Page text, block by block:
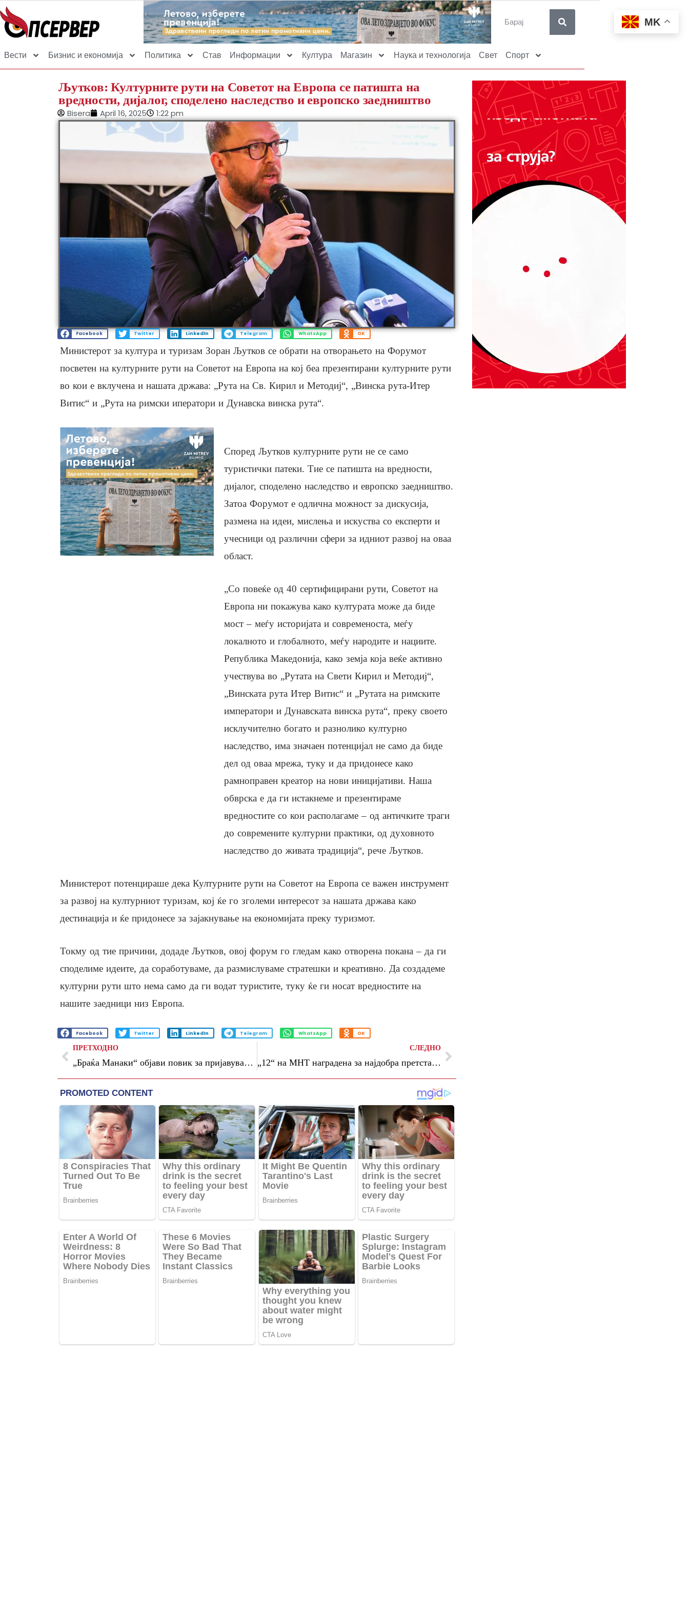
Вести Бизнис и економија Политика Став Информации Култура Магазин Наука и технологија Свет Спорт
Љутков: Културните рути на Советот на Европа се патишта на
вредности, дијалог, споделено наследство и европско заедништво
Bisera April 16, 2025 1:22 pm
Facebook Twitter LinkedIn Telegram WhatsApp OK
Министерот за култура и туризам Зоран Љутков се обрати на отворањето на Форумот
посветен на културните рути на Советот на Европа на кој беа презентирани културните рути
во кои е вклучена и нашата држава: „Рута на Св. Кирил и Методиј“, „Винска рута-Итер
Витис“ и „Рута на римски иператори и Дунавска винска рута“.
Според Љутков културните рути не се само
туристички патеки. Тие се патишта на вредности,
дијалог, споделено наследство и европско заедништво.
Затоа Форумот е одлична можност за дискусија,
размена на идеи, мислења и искуства со експерти и
учесници од различни сфери за идниот развој на оваа
област.
„Со повеќе од 40 сертифицирани рути, Советот на
Европа ни покажува како културата може да биде
мост – меѓу историјата и современоста, меѓу
локалното и глобалното, меѓу народите и нациите.
Република Македонија, како земја која веќе активно
учествува во „Рутата на Свети Кирил и Методиј“,
„Винската рута Итер Витис“ и „Рутата на римските
императори и Дунавската винска рута“, преку своето
исклучително богато и разнолико културно
наследство, има значаен потенцијал не само да биде
дел од оваа мрежа, туку и да придонесе како
рамноправен креатор на нови иницијативи. Наша
обврска е да ги истакнеме и презентираме
вредностите со кои располагаме – од античките траги
до современите културни практики, од духовното
наследство до живата традиција“, рече Љутков.
Министерот потенцираше дека Културните рути на Советот на Европа се важен инструмент
за развој на културниот туризам, кој ќе го зголеми интересот за нашата држава како
дестинација и ќе придонесе за зајакнување на економијата преку туризмот.
Токму од тие причини, додаде Љутков, овој форум го гледам како отворена покана – да ги
споделиме идеите, да соработуваме, да размислуваме стратешки и креативно. Да создадеме
културни рути што нема само да ги водат туристите, туку ќе ги носат вредностите на
нашите заедници низ Европа.
Facebook Twitter LinkedIn Telegram WhatsApp OK
ПРЕТХОДНО
„Браќа Манаки“ објави повик за пријавување филмови за 46. издание
СЛЕДНО
„12“ на МНТ наградена за најдобра претстава и најдобра режија на фестивал во Велес
MK